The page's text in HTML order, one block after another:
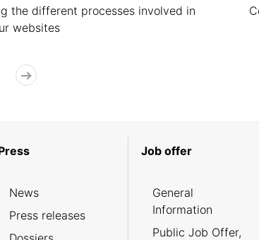
the different processes involved in
websites
News
Press releases
Job offer
General
Information
Public Job Offer,